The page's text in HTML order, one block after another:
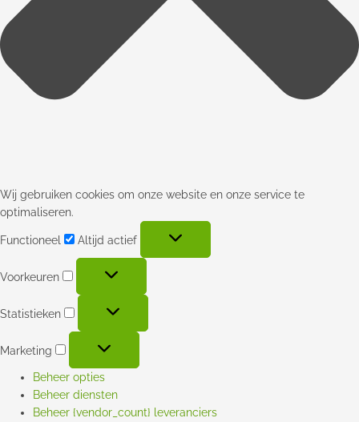
Wij gebruiken cookies om onze website en onze service te
optimaliseren.
Functioneel Altijd actief
Voorkeuren
Statistieken
Marketing
Beheer opties
Beheer diensten
Beheer {vendor_count} leveranciers